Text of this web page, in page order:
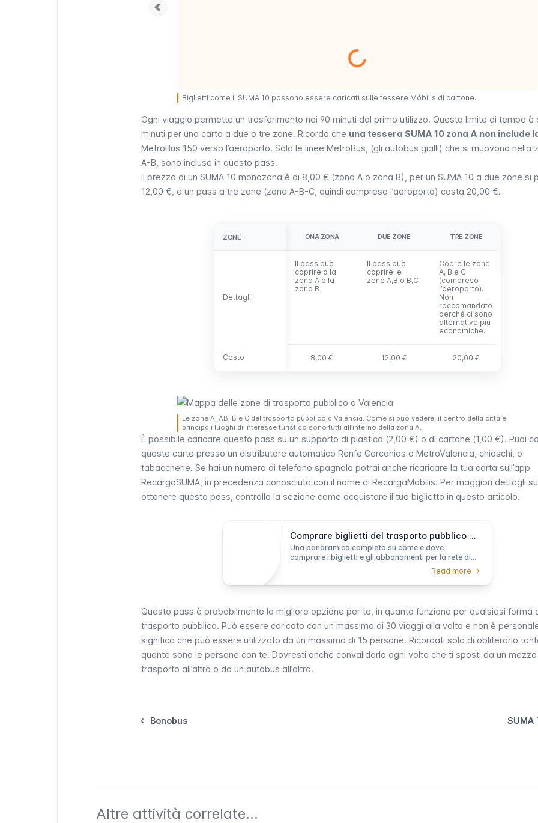
Biglietti come il SUMA 10 possono essere caricati sulle tessere Móbilis di cartone.
Ogni viaggio permette un trasferimento nei 90 minuti dal primo utilizzo. Questo limite di tempo è
minuti per una carta a due o tre zone. Ricorda che una tessera SUMA 10 zona A non include
MetroBus 150 verso l’aeroporto. Solo le linee MetroBus, (gli autobus gialli) che si muovono nella
A-B, sono incluse in questo pass.
Il prezzo di un SUMA 10 monozona è di 8,00 € (zona A o zona B), per un SUMA 10 a due zone si
12,00 €, e un pass a tre zone (zone A-B-C, quindi compreso l’aeroporto) costa 20,00 €.
ZONE
Dettagli
Costo
ZONE ONA ZONA DUE ZONE TRE ZONE
Dettagli
Il pass può
coprire o la
zona A o la
zona B
Il pass può
coprire le
zone A,B o B,C
Copre le zone
A, B e C
(compreso
l’aeroporto).
Non
raccomandato
perché ci sono
alternative più
economiche.
Costo 8,00 € 12,00 € 20,00 €
Le zone A, AB, B e C del trasporto pubblico a Valencia. Come si può vedere, il centro della città e i
principali luoghi di interesse turistico sono tutti all’interno della zona A.
È possibile caricare questo pass su un supporto di plastica (2,00 €) o di cartone (1,00 €). Puoi
queste carte presso un distributore automatico Renfe Cercanias o MetroValencia, chioschi, o
tabaccherie. Se hai un numero di telefono spagnolo potrai anche ricaricare la tua carta sull’app
RecargaSUMA, in precedenza conosciuta con il nome di RecargaMobilis. Per maggiori dettagli
ottenere questo pass, controlla la sezione come acquistare il tuo biglietto in questo articolo.
Comprare biglietti del trasporto pubblico a Valencia
Una panoramica completa su come e dove
comprare i biglietti e gli abbonamenti per la rete di
Read more ->
Questo pass è probabilmente la migliore opzione per te, in quanto funziona per qualsiasi forma
trasporto pubblico. Può essere caricato con un massimo di 30 viaggi alla volta e non è
significa che può essere utilizzato da un massimo di 15 persone. Ricordati solo di obliterarlo
quante sono le persone con te. Dovresti anche convalidarlo ogni volta che ti sposti da un mezzo
trasporto all’altro o da un autobus all’altro.
Bonobus SUMA
Altre attività correlate...